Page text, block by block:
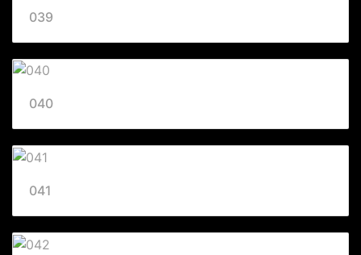
039
040
041